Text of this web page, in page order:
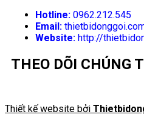
Hotline: 0962.212.545
Email:
Website: http://
THEO DÕI CHÚNG
Thiết kế website bởi